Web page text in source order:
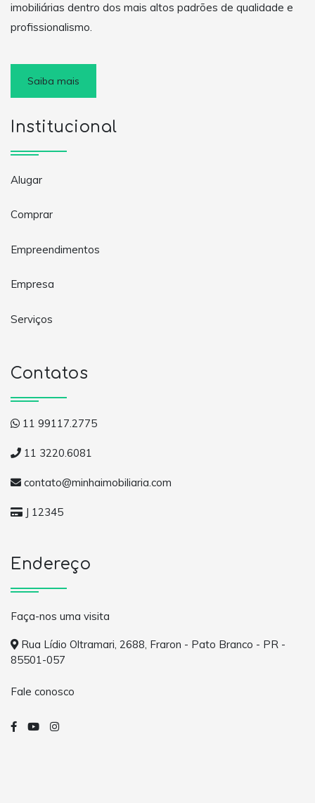
imobiliárias dentro dos mais altos padrões de qualidade e
profissionalismo.
Saiba mais
Institucional
Alugar
Comprar
Empreendimentos
Empresa
Serviços
Contatos
11 99117.2775
11 3220.6081
contato@minhaimobiliaria.com
J 12345
Endereço
Faça-nos uma visita
Rua Lídio Oltramari, 2688, Fraron - Pato Branco - PR -
85501-057
Fale conosco